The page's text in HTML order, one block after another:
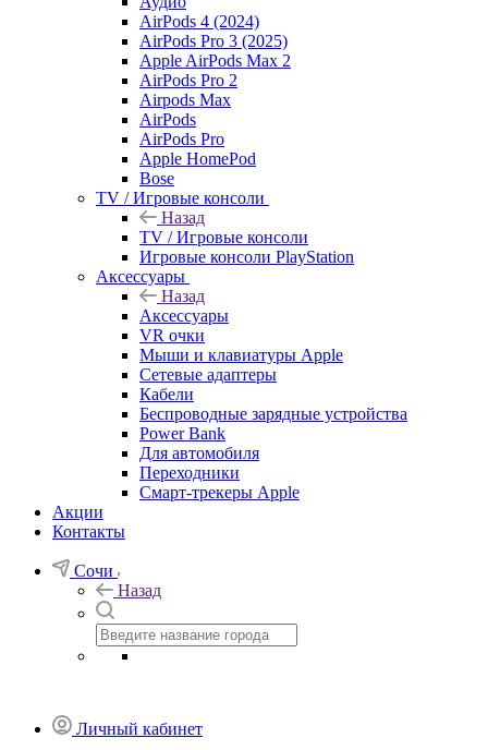
AirPods 4 (2024)
AirPods Pro 3 (2025)
Apple AirPods Max 2
AirPods Pro 2
Airpods Max
AirPods
AirPods Pro
Apple HomePod
Bose
TV / Игровые консоли
Назад
TV / Игровые консоли
Игровые консоли PlayStation
Аксессуары
Назад
Аксессуары
VR очки
Мыши и клавиатуры Apple
Сетевые адаптеры
Кабели
Беспроводные зарядные устройства
Power Bank
Для автомобиля
Переходники
Смарт-трекеры Apple
Акции
Контакты
Сочи
Назад
Личный кабинет